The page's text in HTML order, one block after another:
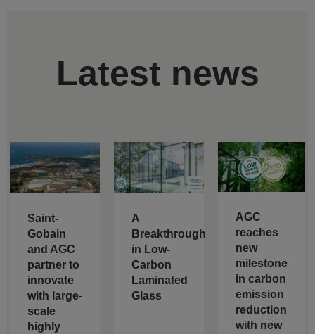
Latest news
Saint-
Gobain
and AGC
partner to
innovate
with large-
scale
highly
A
Breakthrough
in Low-
Carbon
Laminated
Glass
AGC
reaches
new
milestone
in carbon
emission
reduction
with new